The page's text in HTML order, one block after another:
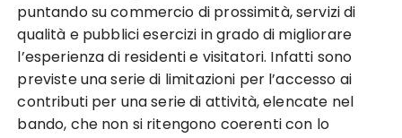
puntando su commercio di prossimità, servizi di
qualità e pubblici esercizi in grado di migliorare
l’esperienza di residenti e visitatori. Infatti sono
previste una serie di limitazioni per l’accesso ai
contributi per una serie di attività, elencate nel
bando, che non si ritengono coerenti con lo